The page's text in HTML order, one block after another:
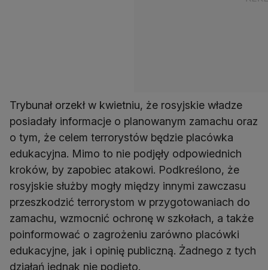
Trybunał orzekł w kwietniu, że rosyjskie władze
posiadały informacje o planowanym zamachu oraz
o tym, że celem terrorystów będzie placówka
edukacyjna. Mimo to nie podjęły odpowiednich
kroków, by zapobiec atakowi. Podkreślono, że
rosyjskie służby mogły między innymi zawczasu
przeszkodzić terrorystom w przygotowaniach do
zamachu, wzmocnić ochronę w szkołach, a także
poinformować o zagrożeniu zarówno placówki
edukacyjne, jak i opinię publiczną. Żadnego z tych
działań jednak nie podjęto.